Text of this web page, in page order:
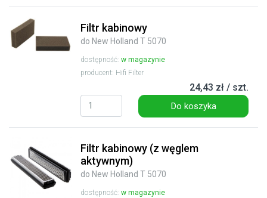
Filtr kabinowy
do New Holland T 5070
dostępność: w magazynie
producent: Hifi Filter
24,43 zł / szt.
Do koszyka
Filtr kabinowy (z węglem
aktywnym)
do New Holland T 5070
dostępność: w magazynie